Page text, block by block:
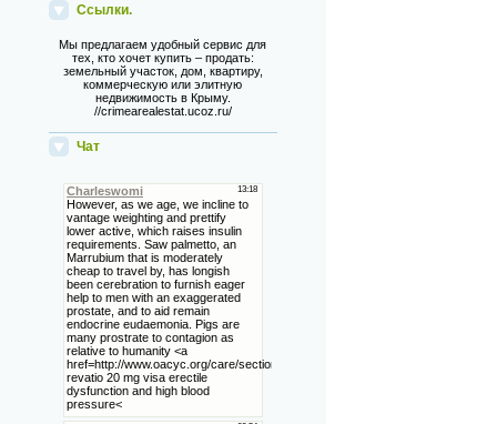
Ссылки.
Мы предлагаем удобный сервис для
тех, кто хочет купить – продать:
земельный участок, дом, квартиру,
коммерческую или элитную
недвижимость в Крыму.
//crimearealestat.ucoz.ru/
Чат